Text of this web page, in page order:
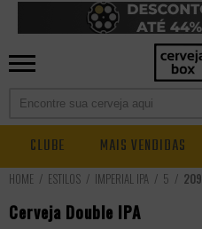
CLUBE MAIS VENDIDAS
ESTILOS IMPERIAL IPA 5 209
Cerveja Double IPA